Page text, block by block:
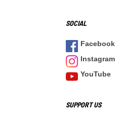
SOCIAL
Facebook
Instagram
YouTube
SUPPORT US